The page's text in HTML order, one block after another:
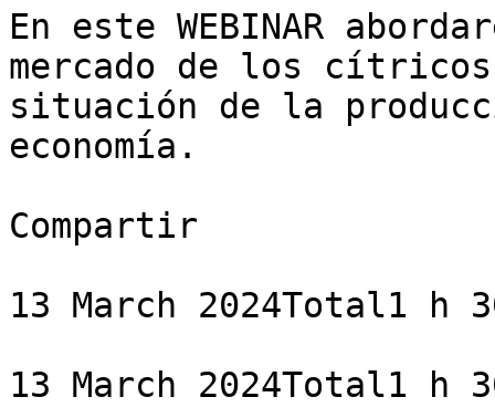
En este WEBINAR
mercado de los
situación de la
economía.
Compartir
13 March 2024Total1 h
13 March 2024Total1 h